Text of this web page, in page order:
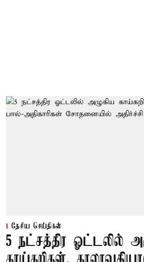
தேசிய செய்திகள்
5 நட்சத்திர ஓட்டலில்